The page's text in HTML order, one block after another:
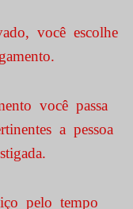
você escolhe
você passa
a pessoa
pelo tempo